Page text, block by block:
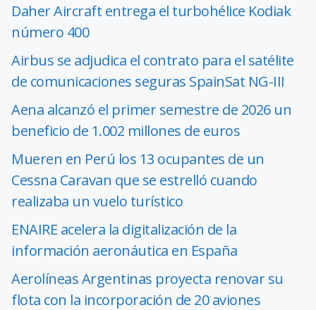
Daher Aircraft entrega el turbohélice Kodiak
número 400
Airbus se adjudica el contrato para el satélite
de comunicaciones seguras SpainSat NG-III
Aena alcanzó el primer semestre de 2026 un
beneficio de 1.002 millones de euros
Mueren en Perú los 13 ocupantes de un
Cessna Caravan que se estrelló cuando
realizaba un vuelo turístico
ENAIRE acelera la digitalización de la
información aeronáutica en España
Aerolíneas Argentinas proyecta renovar su
flota con la incorporación de 20 aviones